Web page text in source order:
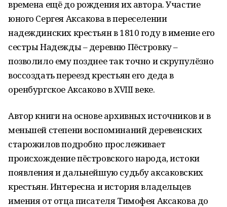
времена ещё до рождения их автора. Участие
юного Сергея Аксакова в переселении
надеждинских крестьян в 1810 году в имение его
сестры Надежды – деревню Пёстровку –
позволило ему позднее так точно и скрупулёзно
воссоздать переезд крестьян его деда в
оренбургское Аксаково в ХVIII веке.
Автор книги на основе архивных источников и в
меньшей степени воспоминаний деревенских
старожилов подробно прослеживает
происхождение пёстровского народа, истоки
появления и дальнейшую судьбу аксаковских
крестьян. Интересна и история владельцев
имения от отца писателя Тимофея Аксакова до